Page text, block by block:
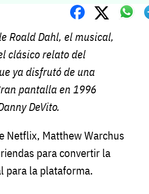
Roald Dahl, el musical,
clásico relato del
ya disfrutó de una
pantalla en 1996
DeVito.
Netflix, Matthew Warchus
para convertir la
para la plataforma.